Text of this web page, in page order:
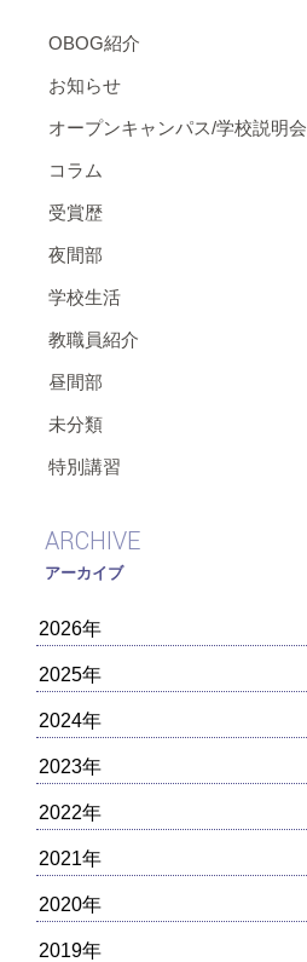
OBOG紹介
お知らせ
オープンキャンパス/学校説明会
コラム
受賞歴
夜間部
学校生活
教職員紹介
昼間部
未分類
特別講習
ARCHIVE
アーカイブ
2026年
2025年
2024年
2023年
2022年
2021年
2020年
2019年